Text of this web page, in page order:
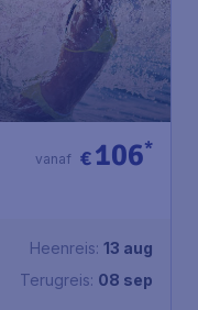
€106*
vanaf
Heenreis: 13 aug
Terugreis: 08 sep